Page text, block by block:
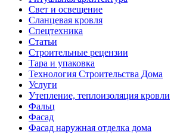
Свет и освещение
Сланцевая кровля
Спецтехника
Статьи
Строительные рецензии
Тара и упаковка
Технология Строительства Дома
Услуги
Утепление, теплоизоляция кровли
Фальц
Фасад
Фасад наружная отделка дома